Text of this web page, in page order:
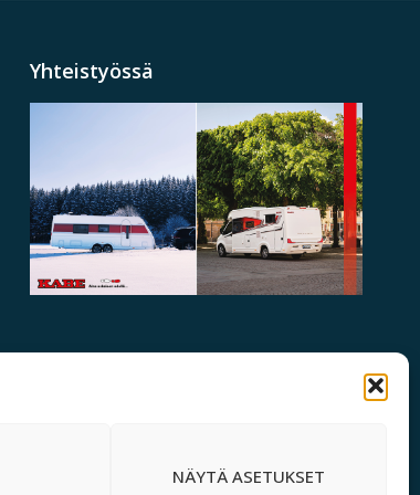
NÄYTÄ ASETUKSET
Yhteistyössä